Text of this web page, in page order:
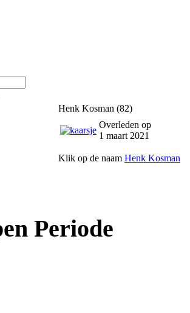
Henk Kosman (82)
Overleden op
1 maart 2021
Klik op de naam Henk Kosman
Periode